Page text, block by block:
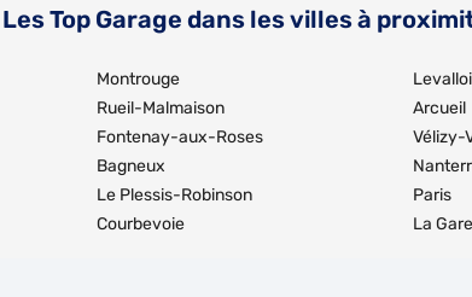
Les Top Garage dans les villes à
Montrouge
Rueil-Malmaison
Fontenay-aux-Roses
Bagneux
Le Plessis-Robinson
Courbevoie
Arcueil
Vélizy-
Paris
La